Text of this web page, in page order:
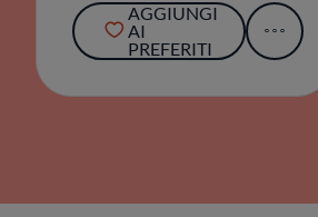
AGGIUNGI
AI
PREFERITI